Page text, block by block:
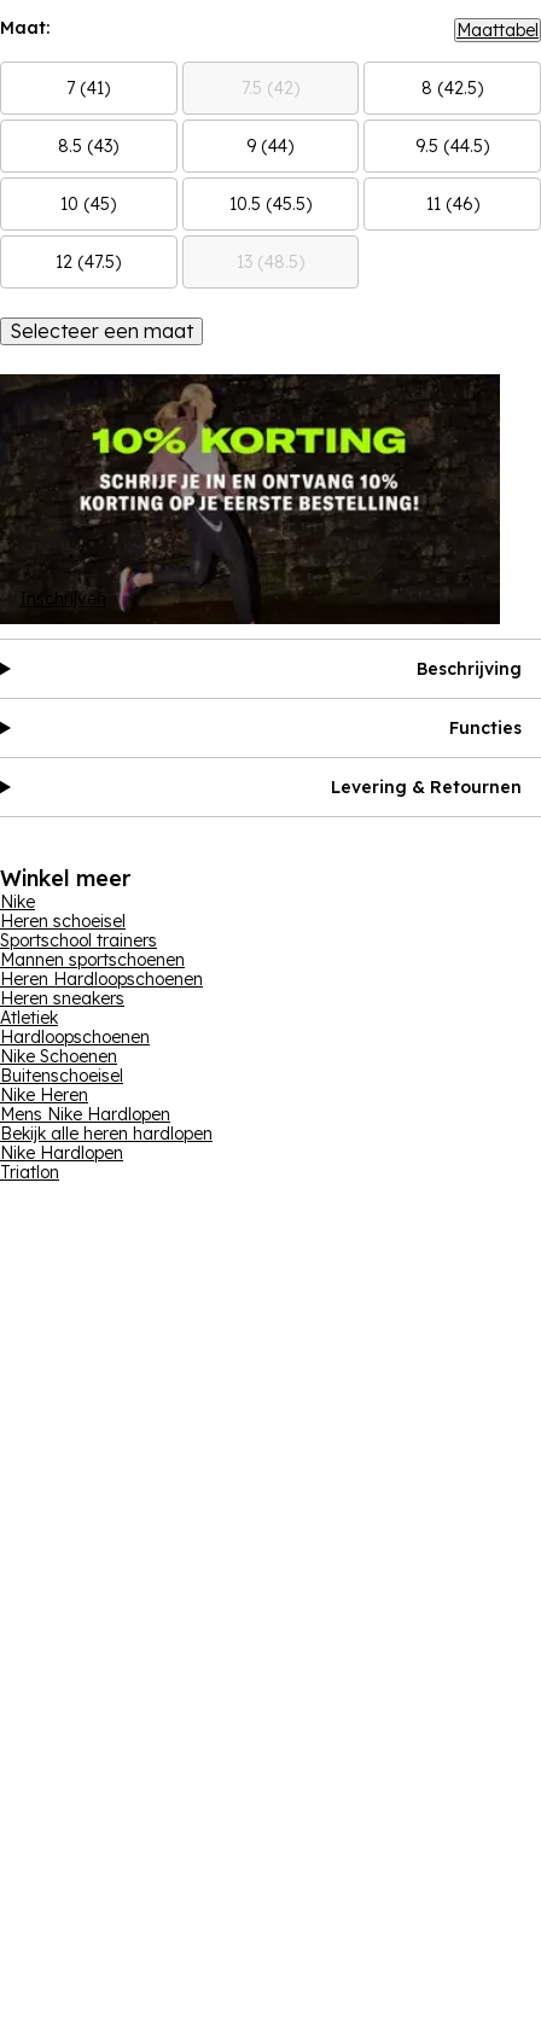
Maat: Maattabel
7 (41) 7.5 (42) 8 (42.5)
8.5 (43) 9 (44) 9.5 (44.5)
10 (45) 10.5 (45.5) 11 (46)
12 (47.5) 13 (48.5)
Selecteer een maat
Inschrijven
Beschrijving
Functies
Levering & Retournen
Winkel meer
Nike
Heren schoeisel
Sportschool trainers
Mannen sportschoenen
Heren Hardloopschoenen
Heren sneakers
Atletiek
Hardloopschoenen
Nike Schoenen
Buitenschoeisel
Nike Heren
Mens Nike Hardlopen
Bekijk alle heren hardlopen
Nike Hardlopen
Triatlon